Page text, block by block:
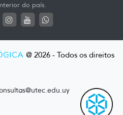
do país.
@ 2026 - Todos os direitos